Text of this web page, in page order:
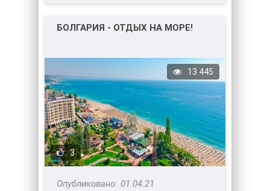
БОЛГАРИЯ - ОТДЫХ НА МОРЕ!
3
13 445
01.04.21